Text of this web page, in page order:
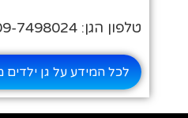
טלפון הגן: 09-7498024
לכל המידע על גן ילדים